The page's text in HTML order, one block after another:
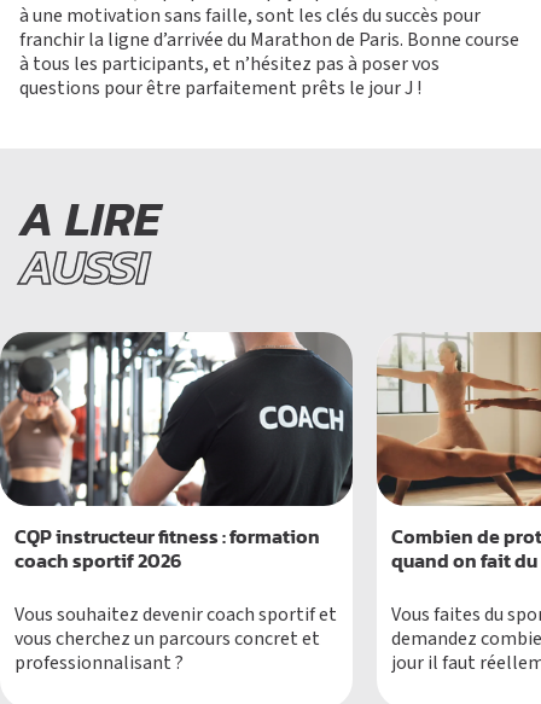
à une motivation sans faille, sont les clés du succès pour
franchir la ligne d’arrivée du Marathon de Paris. Bonne course
à tous les participants, et n’hésitez pas à poser vos
questions pour être parfaitement prêts le jour J !
A LIRE
AUSSI
CQP instructeur fitness : formation
coach sportif 2026
Vous souhaitez devenir coach sportif et
vous cherchez un parcours concret et
professionnalisant ?
Combien de
quand on fait du
Vous faites du
demandez
jour il faut